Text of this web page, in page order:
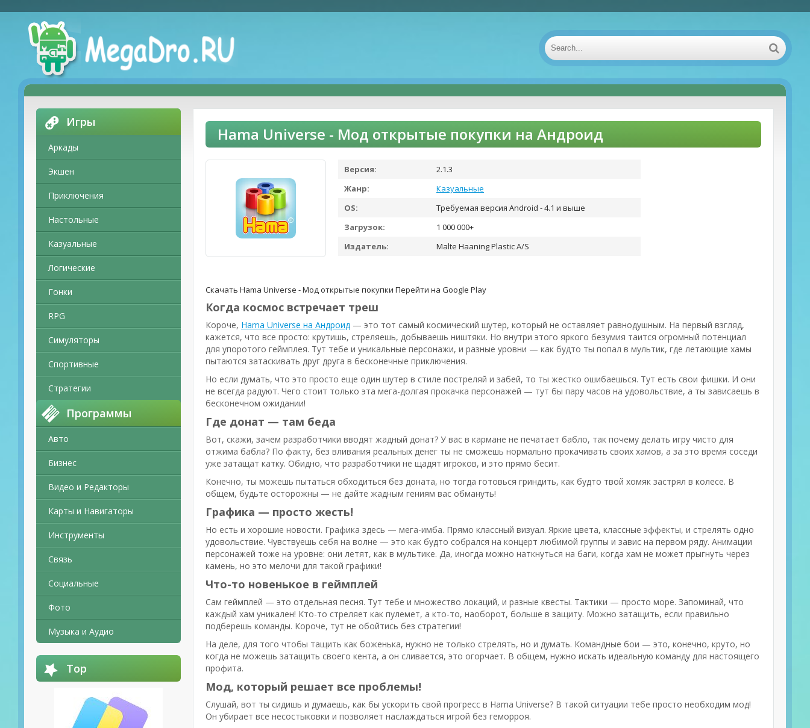
Игры
Аркады
Экшен
Приключения
Настольные
Казуальные
Логические
Гонки
RPG
Симуляторы
Спортивные
Стратегии
Программы
Авто
Бизнес
Видео и Редакторы
Карты и Навигаторы
Инструменты
Связь
Социальные
Фото
Музыка и Аудио
Top
Hama Universe - Мод открытые покупки на Андроид
Версия:
2.1.3
Жанр:
Казуальные
OS:
Требуемая версия Android - 4.1 и выше
Загрузок:
1 000 000+
Издатель:
Malte Haaning Plastic A/S
Скачать Hama Universe - Мод открытые покупки Перейти на Google Play
Когда космос встречает треш
Короче, Hama Universe на Андроид — это тот самый космический шутер, который не оставляет равнодушным. На первый взгляд,
кажется, что все просто: крутишь, стреляешь, добываешь ништяки. Но внутри этого яркого безумия таится огромный потенциал
для упоротого геймплея. Тут тебе и уникальные персонажи, и разные уровни — как будто ты попал в мультик, где летающие хамы
пытаются затаскивать друг друга в бесконечные приключения.
Но если думать, что это просто еще один шутер в стиле постреляй и забей, то ты жестко ошибаешься. Тут есть свои фишки. И они
не всегда радуют. Чего стоит только эта мега-долгая прокачка персонажей — тут бы пару часов на удовольствие, а ты зависаешь в
бесконечном ожидании!
Где донат — там беда
Вот, скажи, зачем разработчики вводят жадный донат? У вас в кармане не печатает бабло, так почему делать игру чисто для
отжима бабла? По факту, без вливания реальных денег ты не сможешь нормально прокачивать своих хамов, а за это время соседи
уже затащат катку. Обидно, что разработчики не щадят игроков, и это прямо бесит.
Конечно, ты можешь пытаться обходиться без доната, но тогда готовься гриндить, как будто твой хомяк застрял в колесе. В
общем, будьте осторожны — не дайте жадным гениям вас обмануть!
Графика — просто жесть!
Но есть и хорошие новости. Графика здесь — мега-имба. Прямо классный визуал. Яркие цвета, классные эффекты, и стрелять одно
удовольствие. Чувствуешь себя на волне — это как будто собрался на концерт любимой группы и завис на первом ряду. Анимации
персонажей тоже на уровне: они летят, как в мультике. Да, иногда можно наткнуться на баги, когда хам не может прыгнуть через
камень, но это мелочи для такой графики!
Что-то новенькое в геймплей
Сам геймплей — это отдельная песня. Тут тебе и множество локаций, и разные квесты. Тактики — просто море. Запоминай, что
каждый хам уникален! Кто-то стреляет как пулемет, а кто-то, наоборот, больше в защиту. Можно затащить, если правильно
подберешь команды. Короче, тут не обойтись без стратегии!
На деле, для того чтобы тащить как боженька, нужно не только стрелять, но и думать. Командные бои — это, конечно, круто, но
когда не можешь затащить своего кента, а он сливается, это огорчает. В общем, нужно искать идеальную команду для настоящего
профита.
Мод, который решает все проблемы!
Слушай, вот ты сидишь и думаешь, как бы ускорить свой прогресс в Hama Universe? В такой ситуации тебе просто необходим мод!
Он убирает все несостыковки и позволяет наслаждаться игрой без геморроя.